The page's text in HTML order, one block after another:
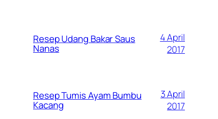
Resep Udang Bakar Saus
Nanas
4 April
2017
Resep Tumis Ayam Bumbu
Kacang
3 April
2017